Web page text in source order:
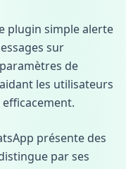
plugin simple alerte
sur
de
les utilisateurs
présente des
par ses